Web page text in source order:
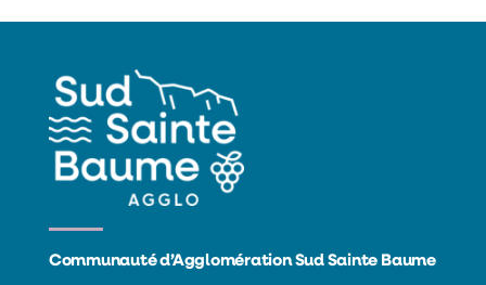
Communauté d’Agglomération Sud Sainte Baume